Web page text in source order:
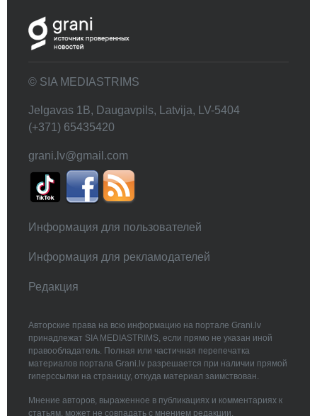
© SIA MEDIASTRIMS
Jelgavas 1B, Daugavpils, Latvija, LV-5404
(+371) 65435420
grani.lv@gmail.com
Информация для пользователей
Информация для рекламодателей
Редакция
Авторские права на всю информацию на портале Grani.lv
принадлежат SIA MEDIASTRIMS, если прямо не указан иной
правообладатель. Полная или частичная перепечатка
материалов портала Grani.lv разрешается при наличии прямой
гиперссылки на страницу, откуда материал заимствован.
Мнение авторов, выраженное в публикациях и комментариях к
статьям, может не совпадать с мнением редакции.